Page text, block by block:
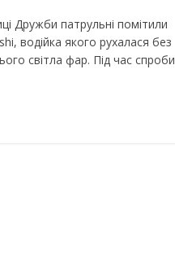
Дружби патрульні помітили
водійка якого рухалася без
світла фар. Під час спроби